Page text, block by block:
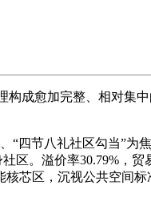
成愈加完整、相对集
“四节八礼社区勾当”为
区。溢价率30.79%，贸
核芯区，沉视公共空间